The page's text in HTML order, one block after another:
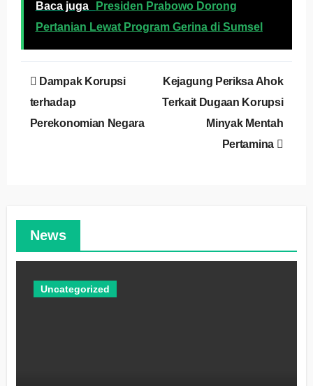
Baca juga
Presiden Prabowo Dorong
Pertanian Lewat Program Gerina di Sumsel
Navigasi
pos
Dampak Korupsi
terhadap
Perekonomian Negara
Kejagung Periksa Ahok
Terkait Dugaan Korupsi
Minyak Mentah
Pertamina
News
Uncategorized